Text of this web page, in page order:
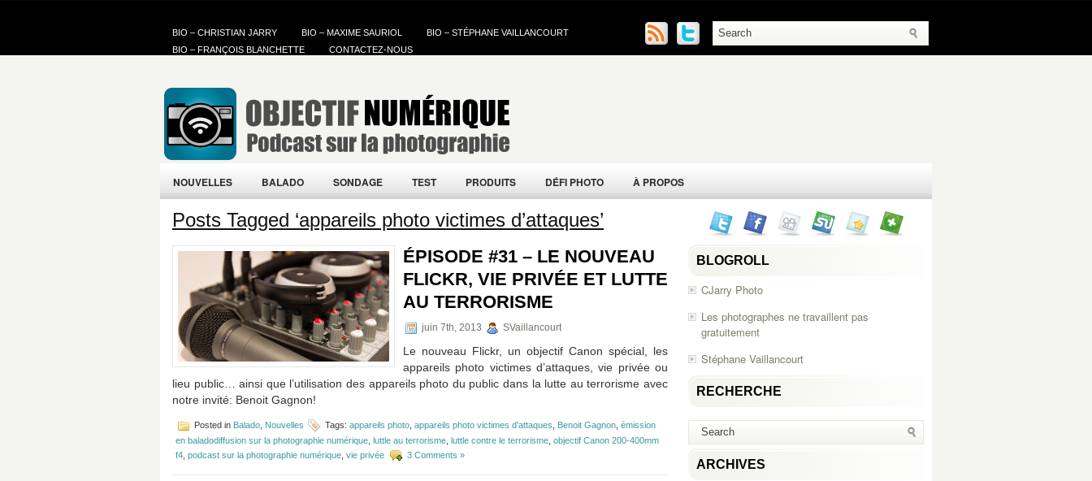
BIO – CHRISTIAN JARRY BIO – MAXIME SAURIOL
BIO – STÉPHANE VAILLANCOURT
BIO – FRANÇOIS BLANCHETTE
CONTACTEZ-NOUS
NOUVELLES BALADO SONDAGE TEST PRODUITS DÉFI PHOTO À PROPOS
Posts Tagged ‘appareils photo victimes d’attaques’
ÉPISODE #31 – LE NOUVEAU
FLICKR, VIE PRIVÉE ET LUTTE
AU TERRORISME
juin 7th, 2013 SVaillancourt
Le nouveau Flickr, un objectif Canon spécial, les
appareils photo victimes d’attaques, vie privée ou
lieu public… ainsi que l’utilisation des appareils photo du public dans la lutte au terrorisme avec
notre invité: Benoit Gagnon!
Posted in Balado Nouvelles Tags: appareils photo appareils photo victimes d'attaques Benoit Gagnon émission
en baladodiffusion sur la photographie numérique luttle au terrorisme luttle contre le terrorisme objectif Canon 200-400mm
f4 podcast sur la photographie numérique vie privée 3 Comments »
BLOGROLL
CJarry Photo
Les photographes ne travaillent pas
gratuitement
Stéphane Vaillancourt
RECHERCHE
ARCHIVES